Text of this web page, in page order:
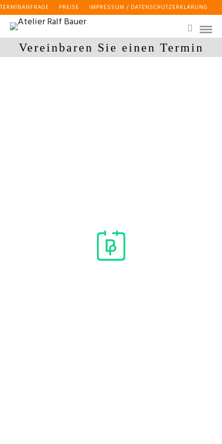
TERMINANFRAGE PREISE IMPRESSUM / DATENSCHUTZERKLÄRUNG
Vereinbaren Sie einen Termin